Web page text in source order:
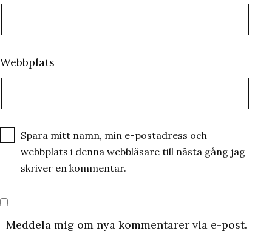
Webbplats
Spara mitt namn, min e-postadress och
webbplats i denna webbläsare till nästa gång jag
skriver en kommentar.
Meddela mig om nya kommentarer via e-post.